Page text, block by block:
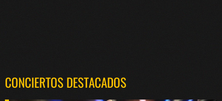
CONCIERTOS DESTACADOS